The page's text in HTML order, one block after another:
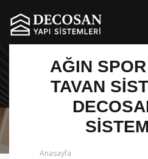
AĞIN
TAVAN
Anasayfa